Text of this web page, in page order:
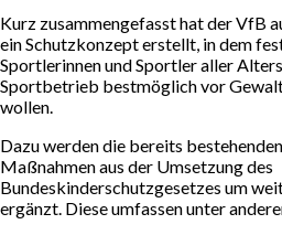
Satzung & Finanzordnung
SPORTARTEN
Kinder- und
Kinder- und
Kurz zusammengefasst hat der VfB
ein Schutzkonzept erstellt, in dem
Sportlerinnen und Sportler aller
Sportbetrieb bestmöglich vor
wollen.
Dazu werden die bereits
Maßnahmen aus der Umsetzung des
Bundeskinderschutzgesetzes um
ergänzt. Diese umfassen unter